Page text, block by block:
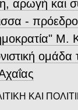
αρωγή και
- πρόεδρο
Μ.
ομάδα
ΚΑΙ